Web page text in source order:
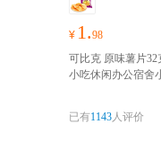
¥ 1.98
可比克 原味薯片32
小吃休闲办公宿舍
已有1143人评价